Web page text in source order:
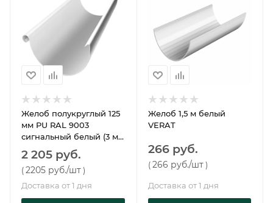
Желоб полукруглый 125
мм PU RAL 9003
сигнальный белый (3 м)
2 205 руб.
(2205 руб./шт)
Доставка от 1 дня
Желоб 1,5 м белый
VERAT
266 руб.
(266 руб./шт )
Доставка от 1 дня